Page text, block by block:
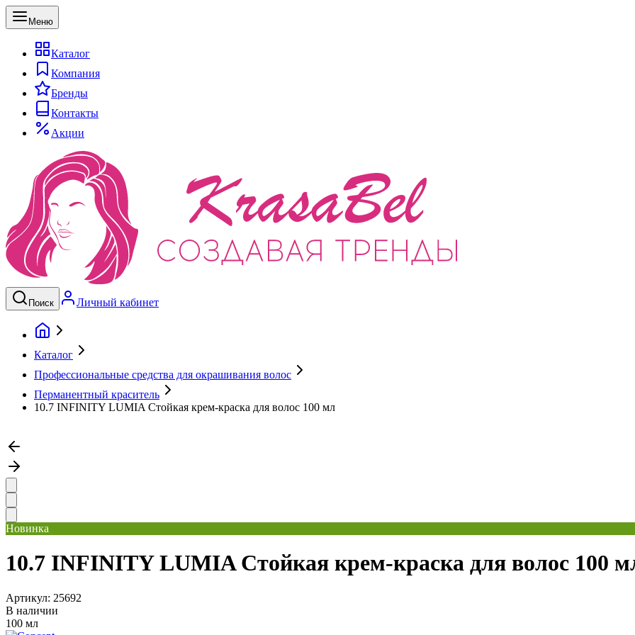
Меню
Каталог
Компания
Бренды
Контакты
Акции
Поиск Личный кабинет
Каталог
Профессиональные средства для окрашивания волос
Перманентный краситель
10.7 INFINITY LUMIA Стойкая крем-краска для волос 100 мл
Новинка
10.7 INFINITY LUMIA Стойкая крем-краска для волос 100
Артикул: 25692
В наличии
100 мл